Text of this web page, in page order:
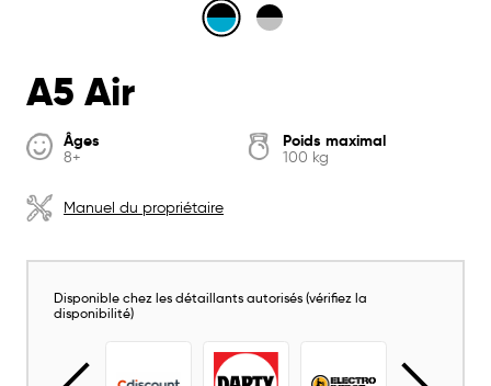
A5 Air
Âges
8+
Poids maximal
100 kg
Manuel du propriétaire
Disponible chez les détaillants autorisés (vérifiez la
disponibilité)